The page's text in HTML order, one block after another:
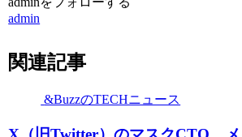
admin
関連記事
&BuzzのTECHニュース